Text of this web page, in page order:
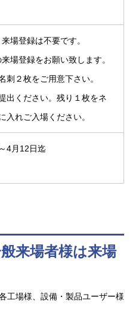
場登録は不要です。
場登録をお願い致します。
刺２枚をご用意下さい。
出ください。残り１枚をネ
入れご入場ください。
4月12日迄
来場者様は来場
工場様、設備・製品ユーザー様